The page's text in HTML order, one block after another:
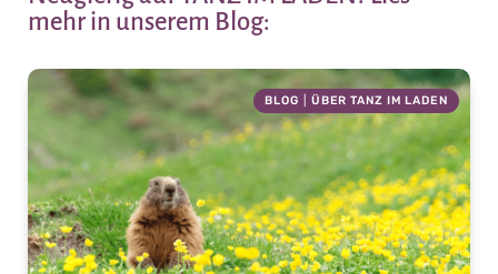
mehr in unserem Blog:
BLOG ÜBER TANZ IM LADEN